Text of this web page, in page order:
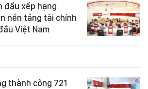
đầu xếp hạng
nền tảng tài chính
Việt Nam
thành công 721